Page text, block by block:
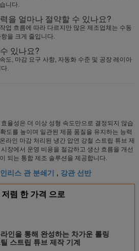
니다.
을 얼마나 절약할 수 있나요?
업 흐름에 따라 다르지만 많은 제조업체는 수동
을 크게 줄입니다.
있나요?
도, 마감 요구 사항, 자동화 수준 및 공장 레이아
.
율성은 더 이상 성형 속도만으로 결정되지 않습
도를 높이며 일관된 제품 품질을 유지하는 능력
라인 마감 처리된 냉간 압연 강철 스트립 튜브 제
장에서 운영 비용을 절감하고 생산 흐름을 개선
되는 통합 제조 솔루션을 제공합니다.
리스 관 분쇄기 , 강관 선반
저렴 한 가격 으로
인을 통해 완성하는 차가운 롤링
스트립 튜브 제작 기계